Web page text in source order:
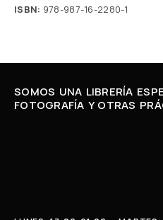
ISBN: 978-987-16-2280-1
SOMOS UNA LIBRERÍA
FOTOGRAFÍA Y OTRAS